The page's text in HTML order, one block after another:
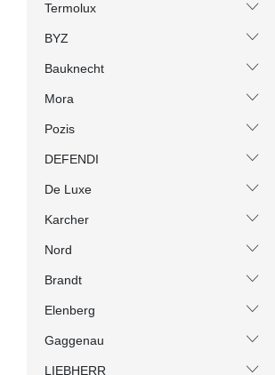
Termolux
BYZ
Bauknecht
Mora
Pozis
DEFENDI
De Luxe
Karcher
Nord
Brandt
Elenberg
Gaggenau
LIEBHERR